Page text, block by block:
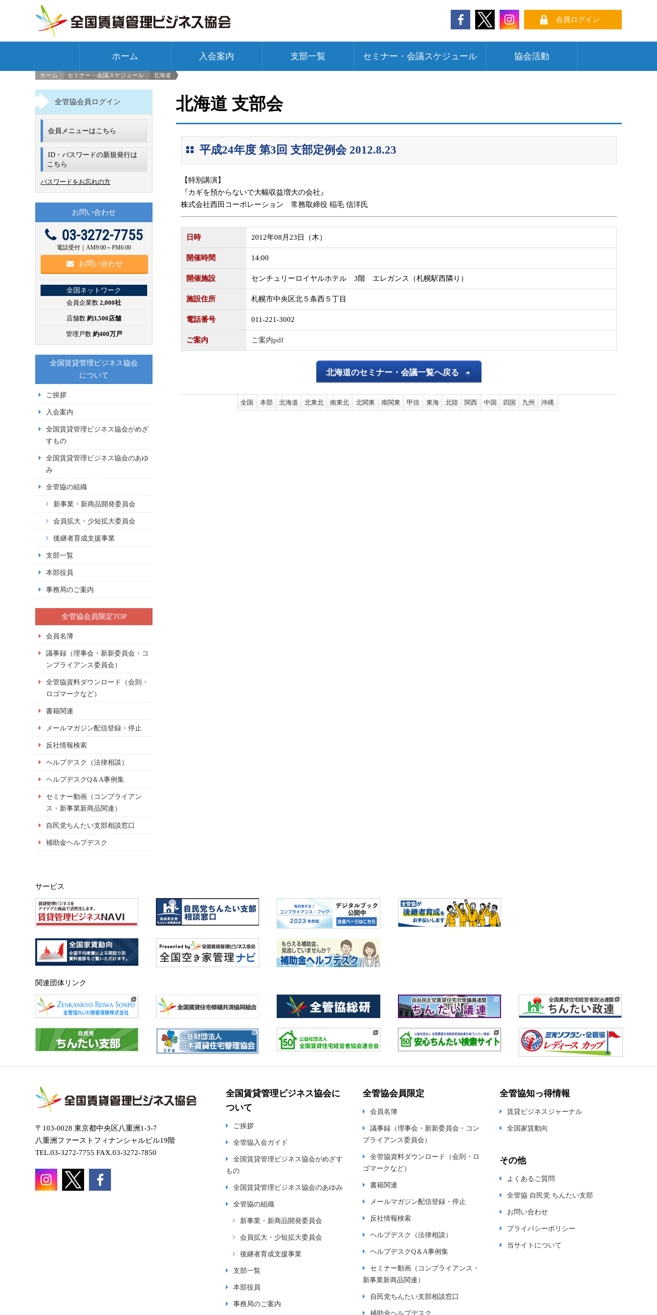
会員ログイン
ホーム 入会案内 支部一覧 セミナー・会議スケジュール 協会活動
ホーム
セミナー・会議スケジュール
北海道
北海道 支部会
平成24年度 第3回 支部定例会 2012.8.23
【特別講演】
『カギを預からないで大幅収益増大の会社』
株式会社西田コーポレーション 常務取締役 稲毛 信洋氏
日時 2012年08月23日（木）
開催時間 14:00
開催施設 センチュリーロイヤルホテル 3階 エレガンス（札幌駅西隣り）
施設住所 札幌市中央区北５条西５丁目
電話番号 011-221-3002
ご案内 ご案内pdf
北海道のセミナー・会議一覧へ戻る
全国 本部 北海道 北東北 南東北 北関東 南関東 甲信 東海 北陸 関西 中国 四国 九州 沖縄
全管協会員ログイン
会員メニューはこちら
ID・パスワードの新規発行は
こちら
パスワードをお忘れの方
お問い合わせ
03-3272-7755
電話受付｜AM9:00～PM6:00
お問い合わせ
全国ネットワーク
会員企業数 2,000社
店舗数 約3,500店舗
管理戸数 約400万戸
全国賃貸管理ビジネス協会
について
ご挨拶
入会案内
全国賃貸管理ビジネス協会がめざ
すもの
全国賃貸管理ビジネス協会のあゆ
み
全管協の組織
新事業・新商品開発委員会
会員拡大・少短拡大委員会
後継者育成支援事業
支部一覧
本部役員
事務局のご案内
全管協会員限定TOP
会員名簿
議事録（理事会・新新委員会・コ
ンプライアンス委員会）
全管協資料ダウンロード（会則・
ロゴマークなど）
書籍関連
メールマガジン配信登録・停止
反社情報検索
ヘルプデスク（法律相談）
ヘルプデスクQ＆A事例集
セミナー動画（コンプライアン
ス・新事業新商品関連）
自民党ちんたい支部相談窓口
補助金ヘルプデスク
サービス
関連団体リンク
〒103-0028 東京都中央区八重洲1-3-7
八重洲ファーストフィナンシャルビル19階
TEL.03-3272-7755 FAX.03-3272-7850
全国賃貸管理ビジネス協会に
ついて
ご挨拶
全管協入会ガイド
全国賃貸管理ビジネス協会がめざす
もの
全国賃貸管理ビジネス協会のあゆみ
全管協の組織
新事業・新商品開発委員会
会員拡大・少短拡大委員会
後継者育成支援事業
支部一覧
本部役員
事務局のご案内
全管協会員限定
会員名簿
議事録（理事会・新新委員会・コン
プライアンス委員会）
全管協資料ダウンロード（会則・ロ
ゴマークなど）
書籍関連
メールマガジン配信登録・停止
反社情報検索
ヘルプデスク（法律相談）
ヘルプデスクQ＆A事例集
セミナー動画（コンプライアンス・
新事業新商品関連）
自民党ちんたい支部相談窓口
補助金ヘルプデスク
全管協知っ得情報
賃貸ビジネスジャーナル
全国家賃動向
その他
よくあるご質問
全管協 自民党 ちんたい支部
お問い合わせ
プライバシーポリシー
当サイトについて